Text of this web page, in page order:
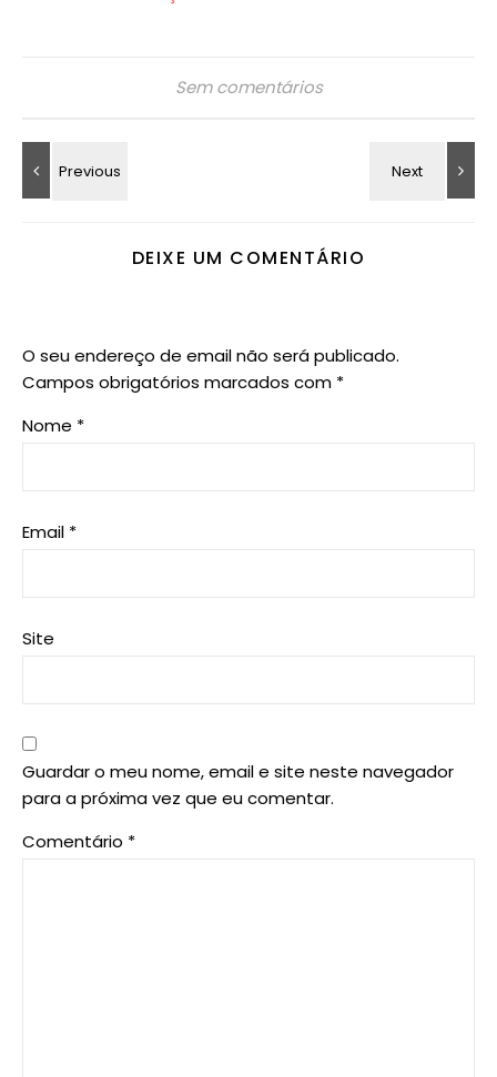
Sem comentários
DEIXE UM COMENTÁRIO
O seu endereço de email não será publicado.
Campos obrigatórios marcados com *
Nome *
Email *
Site
Guardar o meu nome, email e site neste navegador
para a próxima vez que eu comentar.
Comentário *